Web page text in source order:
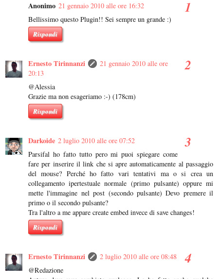
Anonimo 21 gennaio 2010 alle ore 16:32
Bellissimo questo Plugin!! Sei sempre un grande :)
Rispondi
Ernesto Tirinnanzi
21 gennaio 2010 alle ore
20:13
@Alessia
Grazie ma non esageriamo :-) (178cm)
Rispondi
Darkoide 2 luglio 2010 alle ore 07:52
Parsifal ho fatto tutto pero mi puoi spiegare come
fare per inserire il link che si apre automaticamente al passaggio
del mouse? Perché ho fatto vari tentativi ma o si crea un
collegamento ipertestuale normale (primo pulsante) oppure mi
mette l'immagine nel post (secondo pulsante) Devo premere il
primo o il secondo pulsante?
Tra l'altro a me appare create embed invece di save changes!
Rispondi
Ernesto Tirinnanzi
2 luglio 2010 alle ore 08:48
@Redazione